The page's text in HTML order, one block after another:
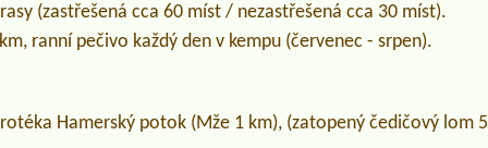
(zastřešená cca 60 míst / nezastřešená cca 30 míst).
ranní pečivo každý den v kempu (červenec - srpen).
Hamerský potok (Mže 1 km), (zatopený čedičový lom 5